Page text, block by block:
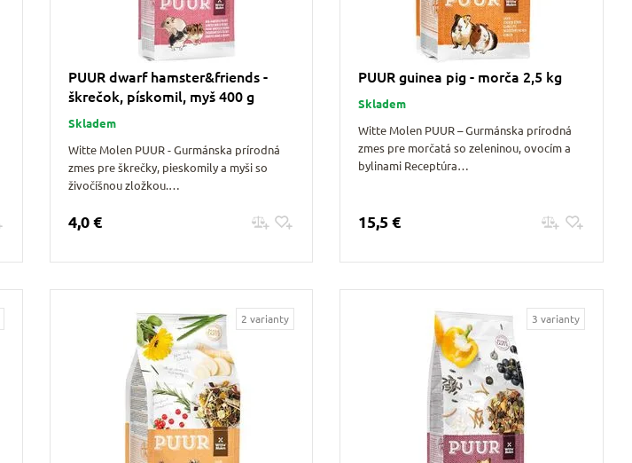
PUUR dwarf hamster&friends -
škrečok, pískomil, myš 400 g
Skladem
Witte Molen PUUR - Gurmánska prírodná
zmes pre škrečky, pieskomily a myši so
živočíšnou zložkou.…
4,0 €
PUUR guinea pig - morča 2,5 kg
Skladem
Witte Molen PUUR – Gurmánska prírodná
zmes pre morčatá so zeleninou, ovocím a
bylinami Receptúra…
15,5 €
2 varianty 3 varianty